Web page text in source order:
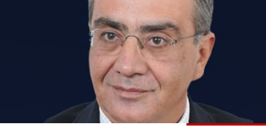
كأس العالم
جدول البرامج
الترددات